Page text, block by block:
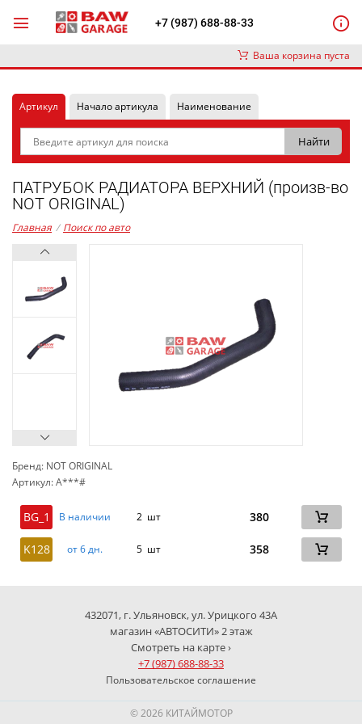
+7 (987) 688-88-33
Ваша корзина пуста
Артикул Начало артикула Наименование
ПАТРУБОК РАДИАТОРА ВЕРХНИЙ (произв-во
NOT ORIGINAL)
Главная / Поиск по авто
Бренд: NOT ORIGINAL
Артикул: A***#
BG_1 В наличии 2 шт 380
K128 от 6 дн. 5 шт 358
432071, г. Ульяновск, ул. Урицкого 43А
магазин «АВТОСИТИ» 2 этаж
Смотреть на карте ›
+7 (987) 688-88-33
Пользовательское соглашение
© 2026 КИТАЙМОТОР